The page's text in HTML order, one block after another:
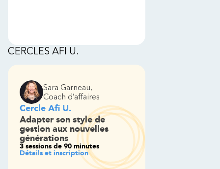
CERCLES AFI U.
Sara Garneau,
Coach d’affaires
Cercle Afi U.
Adapter son style de
gestion aux nouvelles
générations
3 sessions de 90 minutes
Détails et inscription